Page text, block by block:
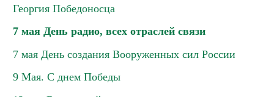
Георгия Победоносца
7 мая День радио, всех отраслей связи
7 мая День создания Вооруженных сил России
9 Мая. С днем Победы